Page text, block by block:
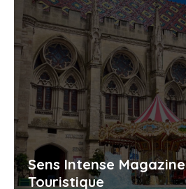
Sens Intense Magazine
Touristique